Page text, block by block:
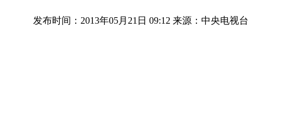
发布时间：2013年05月21日 09:12 来源：中央电视台